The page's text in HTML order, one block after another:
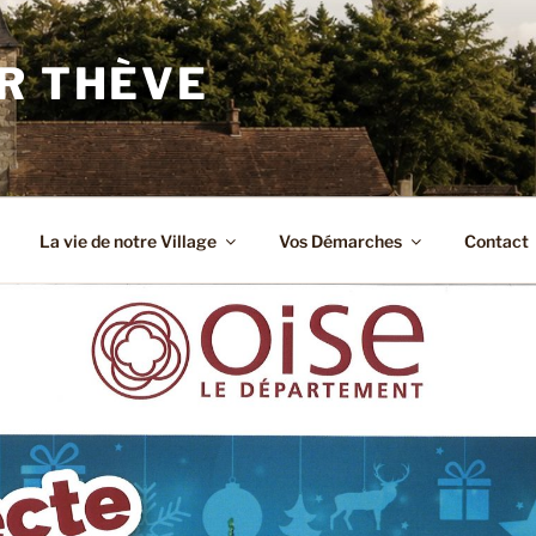
THÈVE
La vie de notre Village Vos Démarches Contact